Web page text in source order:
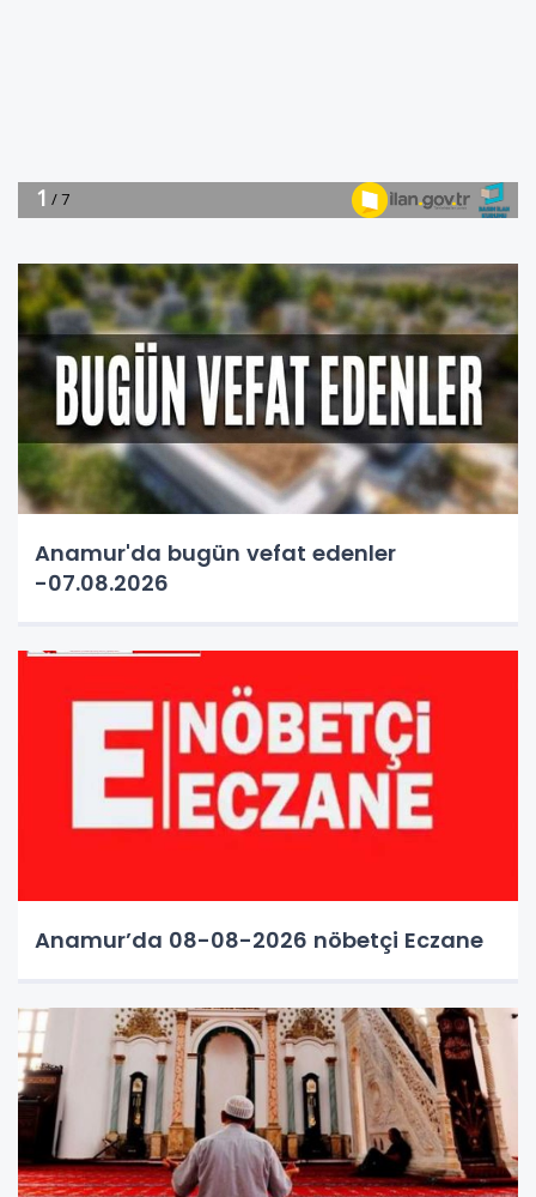
Anamur'da bugün vefat edenler
-07.08.2026
Anamur’da 08-08-2026 nöbetçi Eczane